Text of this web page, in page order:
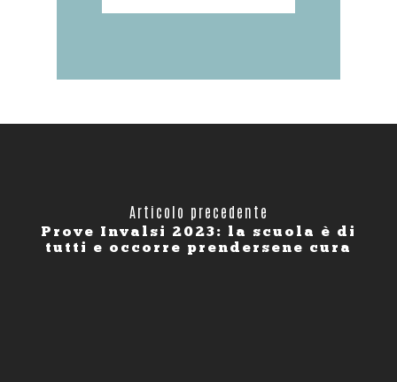
Articolo precedente
Prove Invalsi 2023: la scuola è di
tutti e occorre prendersene cura